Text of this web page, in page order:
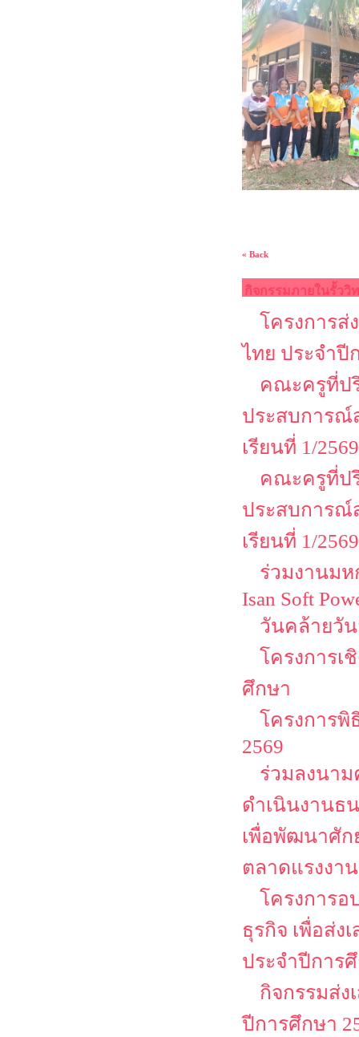
« Back
กิจกรรมภายในรั้ววิ
โครงการส่
ไทย ประจำ
คณะครูที่ป
ประสบการณ์
เรียนที่ 1/2569
คณะครูที่ป
ประสบการณ์
เรียนที่ 1/2569
ร่วมงานมห
Isan Soft
วันคล้ายวั
โครงการเ
ศึกษา
โครงการพิ
2569
ร่วมลงนาม
ดำเนินงานธ
เพื่อพัฒนาศัก
ตลาดแรงงา
โครงการอ
ธุรกิจ เพื่อส่
ประจำปีการ
กิจกรรมส่ง
ปีการศึกษา